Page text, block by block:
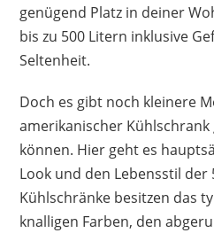
Vorteile
Retro Design
gute Aufteilung innen
sparsamer Verbrauch
Nachteile
kleines Gefrierfach
genügend Platz in deiner
bis zu 500 Litern inklusive
Seltenheit.
Doch es gibt noch kleinere
amerikanischer
können. Hier geht es
Look und den Lebensstil der
Kühlschränke besitzen das
knalligen Farben, den